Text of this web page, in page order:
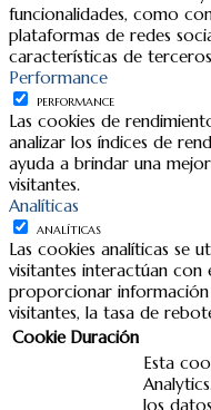
funcionalidades, como
plataformas de redes
características de
Performance
PERFORMANCE
Las cookies de
analizar los índices de
ayuda a brindar una
visitantes.
Analíticas
ANALÍTICAS
Las cookies analíticas se
visitantes interactúan con
proporcionar
visitantes, la tasa de
Cookie Duración
Esta
los